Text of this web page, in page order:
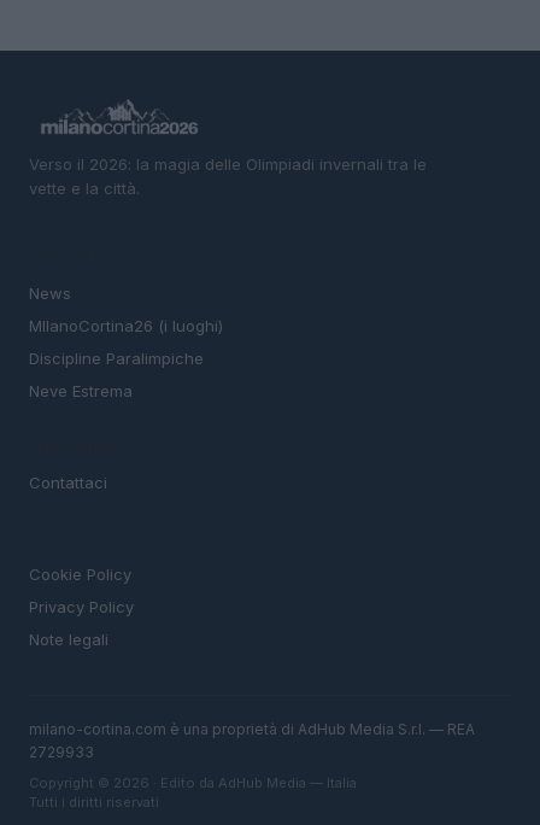
Verso il 2026: la magia delle Olimpiadi invernali tra le
vette e la città.
News
MIlanoCortina26 (i luoghi)
Discipline Paralimpiche
Neve Estrema
Contattaci
Cookie Policy
Privacy Policy
Note legali
milano-cortina.com è una proprietà di AdHub Media S.r.l. — REA
2729933
Copyright © 2026 · Edito da AdHub Media — Italia
Tutti i diritti riservati